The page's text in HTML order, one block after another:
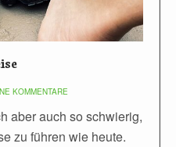
KOMMENTARE
aber auch so schwierig,
zu führen wie heute.